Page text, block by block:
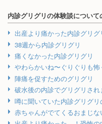
内診グリグリの体験談につい
出産より痛かった内診グリグ
38週から内診グリグリ
痛くなかった内診グリグリ
やわらかいね〜ぐりぐりも怖
陣痛を促すためのグリグリ
破水後の内診でグリグリされ
噂に聞いていた内診グリグリ
赤ちゃんがでてくるおまじな